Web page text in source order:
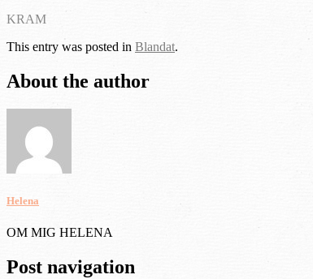
KRAM
This entry was posted in Blandat.
About the author
Helena
OM MIG HELENA
Post navigation